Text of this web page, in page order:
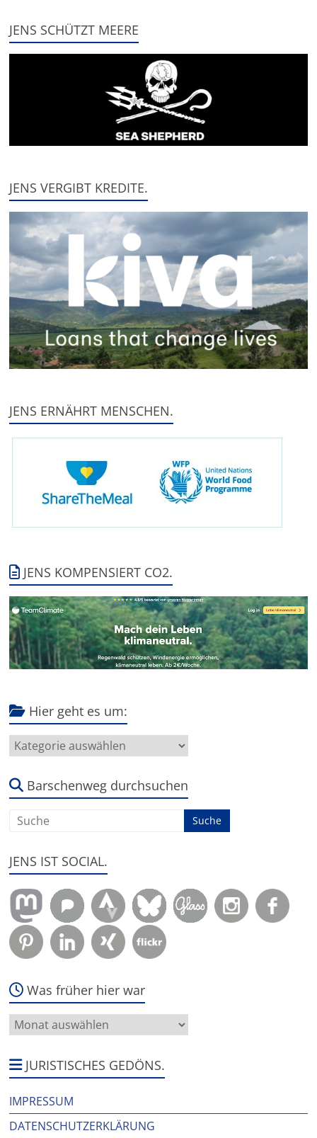
JENS SCHÜTZT MEERE
JENS VERGIBT KREDITE.
JENS ERNÄHRT MENSCHEN.
JENS KOMPENSIERT CO2.
Hier geht es um:
Hier
geht
um:Barschenweg durchsuchen
JENS IST SOCIAL.
Was früher hier war
Was
früher
warJURISTISCHES GEDÖNS.
IMPRESSUM
DATENSCHUTZERKLÄRUNG